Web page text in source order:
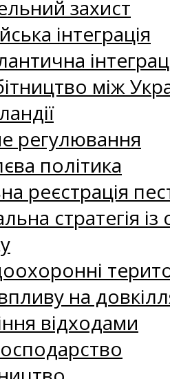
захист
інтеграція
між
регулювання
політика
реєстрація
стратегія
на
відходами